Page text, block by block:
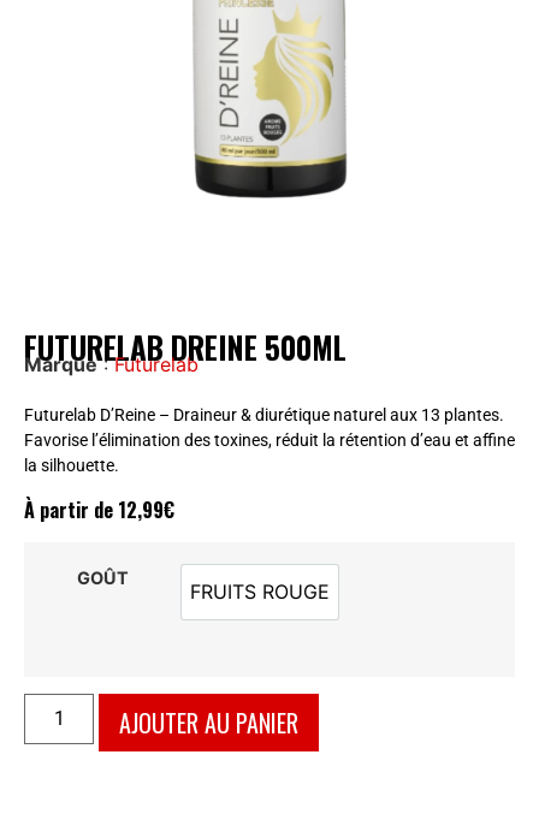
FUTURELAB DREINE 500ML
Marque:Futurelab
Futurelab D’Reine – Draineur & diurétique naturel aux 13 plantes.
Favorise l’élimination des toxines, réduit la rétention d’eau et affine
la silhouette.
À partir de 12,99€
GOÛT
FRUITS ROUGE
FRUITS ROUGE
AJOUTER AU PANIER